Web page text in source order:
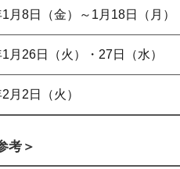
月8日（金）～1月18日（月）
月26日（火）・27日（水）
月2日（火）
考＞